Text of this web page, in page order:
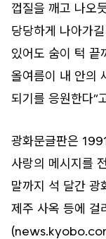
껍질을 깨고 나오
당당하게 나아가
있어도 숨이 턱 끝
올여름이 내 안의
되기를 응원한다”
광화문글판은
사랑의 메시지를
말까지 석 달간 광
제주 사옥 등에 걸